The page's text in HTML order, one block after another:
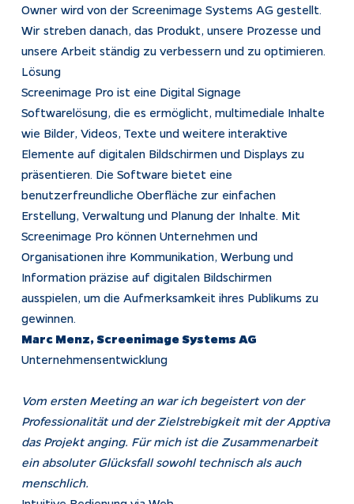
Owner wird von der Screenimage Systems AG gestellt.
Wir streben danach, das Produkt, unsere Prozesse und
unsere Arbeit ständig zu verbessern und zu optimieren.
Lösung
Screenimage Pro ist eine Digital Signage
Softwarelösung, die es ermöglicht, multimediale Inhalte
wie Bilder, Videos, Texte und weitere interaktive
Elemente auf digitalen Bildschirmen und Displays zu
präsentieren. Die Software bietet eine
benutzerfreundliche Oberfläche zur einfachen
Erstellung, Verwaltung und Planung der Inhalte. Mit
Screenimage Pro können Unternehmen und
Organisationen ihre Kommunikation, Werbung und
Information präzise auf digitalen Bildschirmen
ausspielen, um die Aufmerksamkeit ihres Publikums zu
gewinnen.
Marc Menz, Screenimage Systems AG
Unternehmensentwicklung
Vom ersten Meeting an war ich begeistert von der
Professionalität und der Zielstrebigkeit mit der Apptiva
das Projekt anging. Für mich ist die Zusammenarbeit
ein absoluter Glücksfall sowohl technisch als auch
menschlich.